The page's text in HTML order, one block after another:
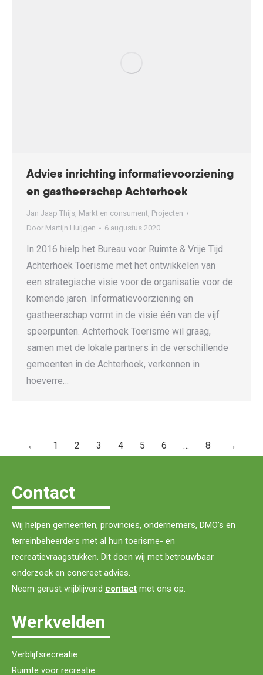
Advies inrichting informatievoorziening
en gastheerschap Achterhoek
Jan Jaap Thijs, Markt en consument, Projecten
Door Martijn Huijgen 6 augustus 2020
In 2016 hielp het Bureau voor Ruimte & Vrije Tijd
Achterhoek Toerisme met het ontwikkelen van
een strategische visie voor de organisatie voor de
komende jaren. Informatievoorziening en
gastheerschap vormt in de visie één van de vijf
speerpunten. Achterhoek Toerisme wil graag,
samen met de lokale partners in de verschillende
gemeenten in de Achterhoek, verkennen in
hoeverre…
← 1 2 3 4 5 6 … 8 →
Contact
Wij helpen gemeenten, provincies, ondernemers, DMO’s en
terreinbeheerders met al hun toerisme- en
recreatievraagstukken. Dit doen wij met betrouwbaar
onderzoek en concreet advies.
Neem gerust vrijblijvend contact met ons op.
Werkvelden
Verblijfsrecreatie
Ruimte voor recreatie